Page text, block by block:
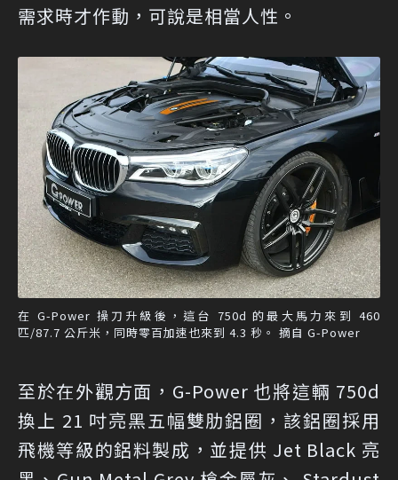
需求時才作動，可說是相當人性。
在 G-Power 操刀升級後，這台 750d 的最大馬力來到 460
匹/87.7 公斤米，同時零百加速也來到 4.3 秒。 摘自 G-Power
至於在外觀方面，G-Power 也將這輛 750d
換上 21 吋亮黑五幅雙肋鋁圈，該鋁圈採用
飛機等級的鋁料製成，並提供 Jet Black 亮